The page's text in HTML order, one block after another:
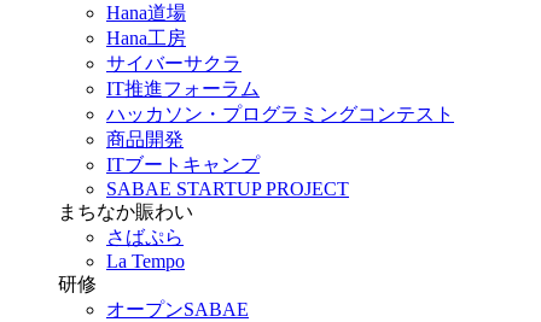
Hana道場
Hana工房
サイバーサクラ
IT推進フォーラム
ハッカソン・プログラミングコンテスト
商品開発
ITブートキャンプ
SABAE STARTUP PROJECT
まちなか賑わい
さばぷら
La Tempo
研修
オープンSABAE